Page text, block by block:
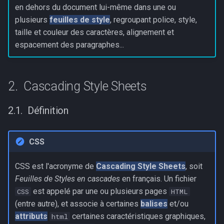
en dehors du document lui-même dans une ou
plusieurs feuilles de style, regroupant police, style,
taille et couleur des caractères, alignement et
espacement des paragraphes...
Cascading Style Sheets
Définition
CSS
CSS est l'acronyme de Cascading Style Sheets, soit
Feuilles de Styles en cascadesen français. Un fichier
CSS est appelé par une ou plusieurs pages HTML
(entre autre), et associe à certaines balises et/ou
attributs html
certaines caractéristiques graphiques,